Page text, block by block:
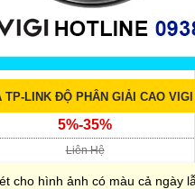
TP-LINK ĐỘ PHÂN GIẢI CAO VIGI
5%-35%
Liên Hệ
cho hình ảnh có màu cả ngày